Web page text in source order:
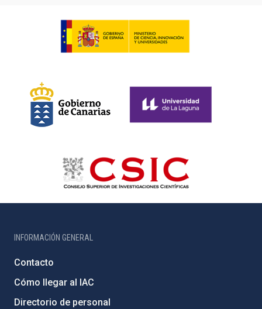
INFORMACIÓN GENERAL
Contacto
Cómo llegar al IAC
Directorio de personal